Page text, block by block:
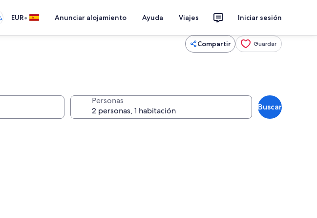
EUR• Anunciar alojamiento Ayuda Viajes Iniciar sesión
Compartir Guardar
Personas
Buscar